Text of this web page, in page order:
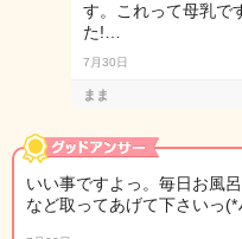
す。これって母乳で
た!…
7月30日
まま
いい事ですよっ。毎日お風
など取ってあげて下さいっ